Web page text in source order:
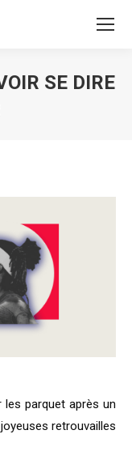
SE DIRE
parquet après un
retrouvailles